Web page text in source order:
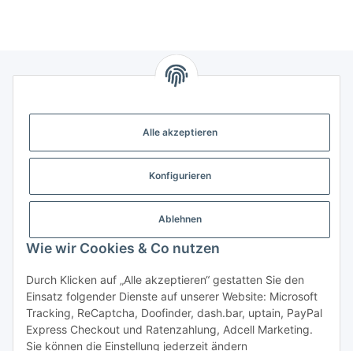
Alle akzeptieren
Konfigurieren
Ablehnen
Wie wir Cookies & Co nutzen
Durch Klicken auf „Alle akzeptieren“ gestatten Sie den
Einsatz folgender Dienste auf unserer Website: Microsoft
Tracking, ReCaptcha, Doofinder, dash.bar, uptain, PayPal
Express Checkout und Ratenzahlung, Adcell Marketing.
Sie können die Einstellung jederzeit ändern
Gesetzliche Informationen
Weitere Informationen
Support - Hilfe
Modellbau Großhandel
Vertrag widerrufen
* Alle Preise inkl. gesetzlicher MwSt., zzgl.